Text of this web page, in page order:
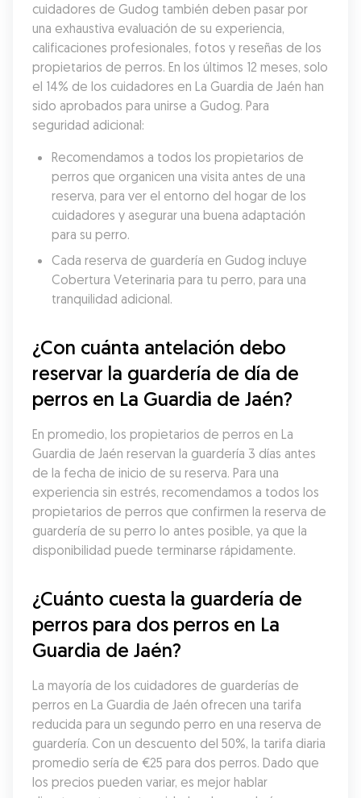
cuidadores de Gudog también deben pasar por
una exhaustiva evaluación de su experiencia,
calificaciones profesionales, fotos y reseñas de los
propietarios de perros. En los últimos 12 meses, solo
el 14% de los cuidadores en La Guardia de Jaén han
sido aprobados para unirse a Gudog. Para
seguridad adicional:
Recomendamos a todos los propietarios de
perros que organicen una visita antes de una
reserva, para ver el entorno del hogar de los
cuidadores y asegurar una buena adaptación
para su perro.
Cada reserva de guardería en Gudog incluye
Cobertura Veterinaria para tu perro, para una
tranquilidad adicional.
¿Con cuánta antelación debo
reservar la guardería de día de
perros en La Guardia de Jaén?
En promedio, los propietarios de perros en La
Guardia de Jaén reservan la guardería 3 días antes
de la fecha de inicio de su reserva. Para una
experiencia sin estrés, recomendamos a todos los
propietarios de perros que confirmen la reserva de
guardería de su perro lo antes posible, ya que la
disponibilidad puede terminarse rápidamente.
¿Cuánto cuesta la guardería de
perros para dos perros en La
Guardia de Jaén?
La mayoría de los cuidadores de guarderías de
perros en La Guardia de Jaén ofrecen una tarifa
reducida para un segundo perro en una reserva de
guardería. Con un descuento del 50%, la tarifa diaria
promedio sería de €25 para dos perros. Dado que
los precios pueden variar, es mejor hablar